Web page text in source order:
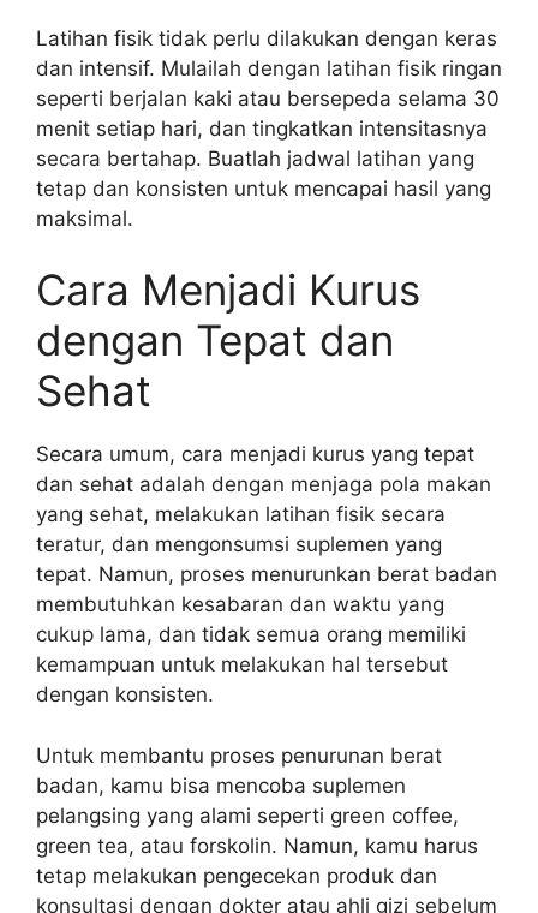
Latihan fisik tidak perlu dilakukan dengan keras
dan intensif. Mulailah dengan latihan fisik ringan
seperti berjalan kaki atau bersepeda selama 30
menit setiap hari, dan tingkatkan intensitasnya
secara bertahap. Buatlah jadwal latihan yang
tetap dan konsisten untuk mencapai hasil yang
maksimal.
Cara Menjadi Kurus
dengan Tepat dan
Sehat
Secara umum, cara menjadi kurus yang tepat
dan sehat adalah dengan menjaga pola makan
yang sehat, melakukan latihan fisik secara
teratur, dan mengonsumsi suplemen yang
tepat. Namun, proses menurunkan berat badan
membutuhkan kesabaran dan waktu yang
cukup lama, dan tidak semua orang memiliki
kemampuan untuk melakukan hal tersebut
dengan konsisten.
Untuk membantu proses penurunan berat
badan, kamu bisa mencoba suplemen
pelangsing yang alami seperti green coffee,
green tea, atau forskolin. Namun, kamu harus
tetap melakukan pengecekan produk dan
konsultasi dengan dokter atau ahli gizi sebelum